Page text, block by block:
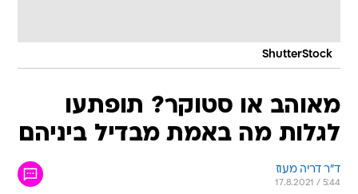
ShutterStock
מאוהב או סטוקר? תופתעו
לגלות מה באמת מבדיל ביניהם
ד"ר דריה מעוז
17.8.2021 / 5:44